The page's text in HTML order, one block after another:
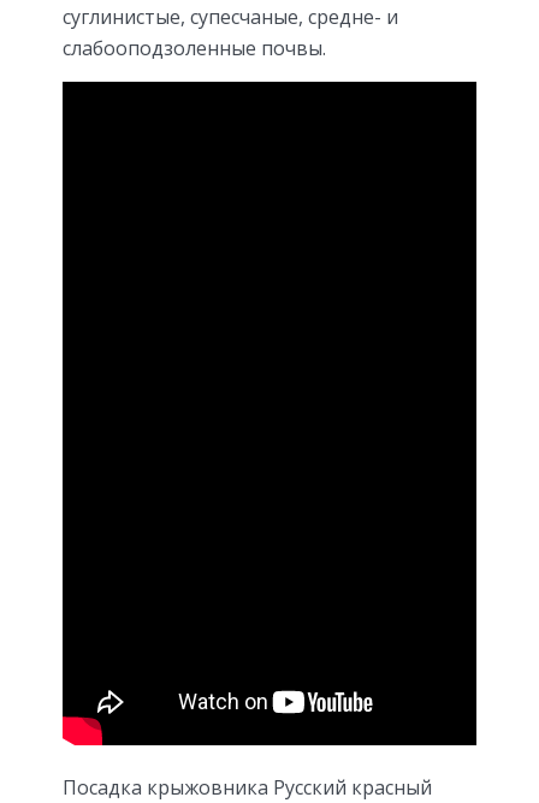
суглинистые, супесчаные, средне- и
слабооподзоленные почвы.
Посадка крыжовника Русский красный